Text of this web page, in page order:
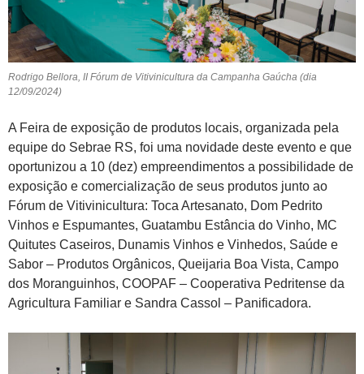
Rodrigo Bellora, II Fórum de Vitivinicultura da Campanha Gaúcha (dia
12/09/2024)
A Feira de exposição de produtos locais, organizada pela
equipe do Sebrae RS, foi uma novidade deste evento e que
oportunizou a 10 (dez) empreendimentos a possibilidade de
exposição e comercialização de seus produtos junto ao
Fórum de Vitivinicultura: Toca Artesanato, Dom Pedrito
Vinhos e Espumantes, Guatambu Estância do Vinho, MC
Quitutes Caseiros, Dunamis Vinhos e Vinhedos, Saúde e
Sabor – Produtos Orgânicos, Queijaria Boa Vista, Campo
dos Moranguinhos, COOPAF – Cooperativa Pedritense da
Agricultura Familiar e Sandra Cassol – Panificadora.